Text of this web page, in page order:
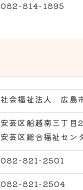
082-814-1895
社会福祉法人 広島
安芸区船越南三丁目
安芸区総合福祉セン
082-821-2501
082-821-2504